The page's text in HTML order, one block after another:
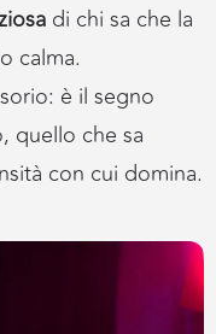
di chi sa che la
calma.
è il segno
quello che sa
con cui domina.